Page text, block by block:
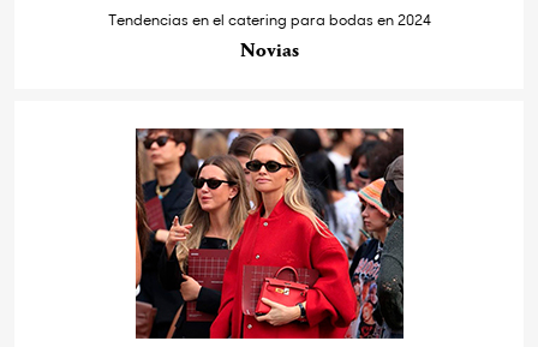
Tendencias en el catering para bodas en 2024
Novias